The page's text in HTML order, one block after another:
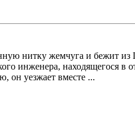
нитку жемчуга и бежит из
инженера, находящегося в
он уезжает вместе ...